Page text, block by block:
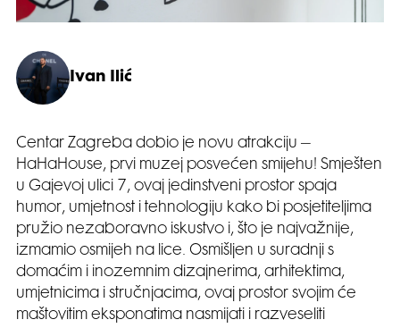
Ivan Ilić
Centar Zagreba dobio je novu atrakciju –
HaHaHouse, prvi muzej posvećen smijehu! Smješten
u Gajevoj ulici 7, ovaj jedinstveni prostor spaja
humor, umjetnost i tehnologiju kako bi posjetiteljima
pružio nezaboravno iskustvo i, što je najvažnije,
izmamio osmijeh na lice. Osmišljen u suradnji s
domaćim i inozemnim dizajnerima, arhitektima,
umjetnicima i stručnjacima, ovaj prostor svojim će
maštovitim eksponatima nasmijati i razveseliti